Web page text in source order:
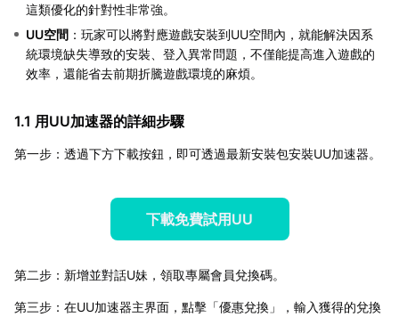
這類優化的針對性非常強。
UU空間 ：玩家可以將對應遊戲安裝到UU空間內，就能解決因系
統環境缺失導致的安裝、登入異常問題，不僅能提高進入遊戲的
效率，還能省去前期折騰遊戲環境的麻煩。
1.1 用UU加速器的詳細步驟
第一步：透過下方下載按鈕，即可透過最新安裝包安裝UU加速器。
下載免費試用UU
第二步：新增並對話U妹，領取專屬會員兌換碼。
第三步：在UU加速器主界面，點擊「優惠兌換」，輸入獲得的兌換